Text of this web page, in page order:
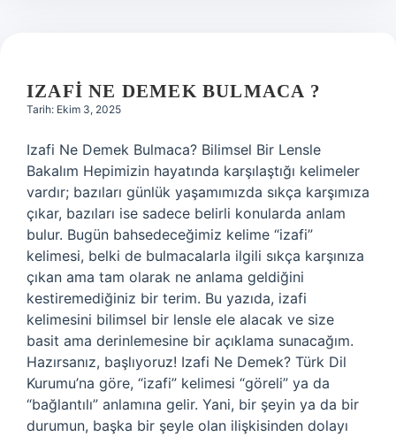
IZAFI NE DEMEK BULMACA ?
Tarih: Ekim 3, 2025
Izafi Ne Demek Bulmaca? Bilimsel Bir Lensle
Bakalım Hepimizin hayatında karşılaştığı kelimeler
vardır; bazıları günlük yaşamımızda sıkça karşımıza
çıkar, bazıları ise sadece belirli konularda anlam
bulur. Bugün bahsedeceğimiz kelime “izafi”
kelimesi, belki de bulmacalarla ilgili sıkça karşınıza
çıkan ama tam olarak ne anlama geldiğini
kestiremediğiniz bir terim. Bu yazıda, izafi
kelimesini bilimsel bir lensle ele alacak ve size
basit ama derinlemesine bir açıklama sunacağım.
Hazırsanız, başlıyoruz! Izafi Ne Demek? Türk Dil
Kurumu’na göre, “izafi” kelimesi “göreli” ya da
“bağlantılı” anlamına gelir. Yani, bir şeyin ya da bir
durumun, başka bir şeyle olan ilişkisinden dolayı